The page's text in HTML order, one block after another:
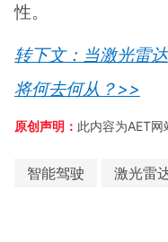
性。
转下文：当激光雷
将何去何从？>>
原创声明： 此内容为AET网
智能驾驶 激光雷